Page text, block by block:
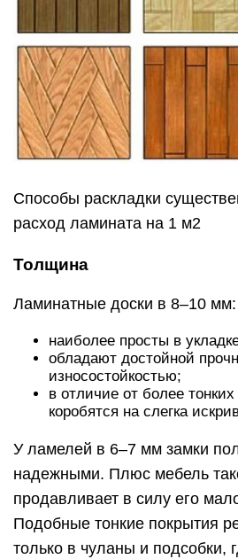
Способы раскладки
расход ламината на 1 м2
Толщина
Ламинатные доски в 8–10 мм:
наиболее просты в
обладают достойной
износостойкостью;
в отличие от более тонких
коробятся на слегка
У ламелей в 6–7 мм замки
надежными. Плюс мебель
продавливает в силу его
Подобные тонкие покрытия
только в чуланы и подсобки,